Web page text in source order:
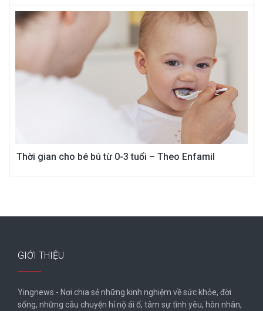
Thời gian cho bé bú từ 0-3 tuổi – Theo Enfamil
GIỚI THIỆU
Yingnews - Nơi chia sẻ những kinh nghiệm về sức khỏe, đời
sống, những câu chuyện hỉ nộ ái ố, tâm sự tình yêu, hôn nhân,